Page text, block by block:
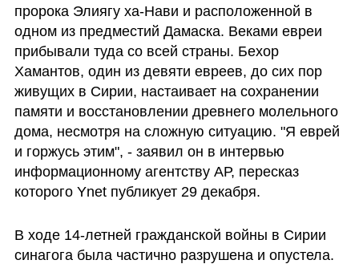
пророка Элиягу ха-Нави и расположенной в
одном из предместий Дамаска. Веками евреи
прибывали туда со всей страны. Бехор
Хамантов, один из девяти евреев, до сих пор
живущих в Сирии, настаивает на сохранении
памяти и восстановлении древнего молельного
дома, несмотря на сложную ситуацию. "Я еврей
и горжусь этим", - заявил он в интервью
информационному агентству АР, пересказ
которого Ynet публикует 29 декабря.
В ходе 14-летней гражданской войны в Сирии
синагога была частично разрушена и опустела.